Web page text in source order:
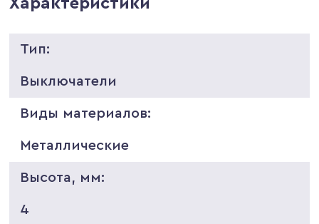
Характеристики
Тип:
Выключатели
Виды материалов:
Металлические
Высота, мм:
4